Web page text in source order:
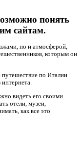
понять
сайтам.
но и атмосферой,
которым он
путешествие по Италии
видеть его своими
отели, музеи,
как все это